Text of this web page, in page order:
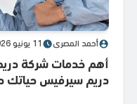
أحمد المصري 11 يونيو 2026
أهم خدمات شركة
دريم سيرفيس حياتك